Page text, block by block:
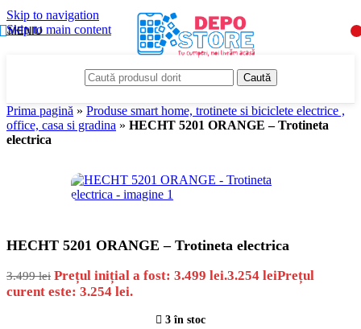
Skip to navigation
Skip to main content
MENIU
Caută
Prima pagină » Produse smart home, trotinete si biciclete electrice ,
office, casa si gradina » HECHT 5201 ORANGE – Trotineta
electrica
-7%
HECHT 5201 ORANGE – Trotineta electrica
3.499lei Prețul inițial a fost: 3.499 lei.3.254 leiPrețul
curent este: 3.254 lei.
3 în stoc